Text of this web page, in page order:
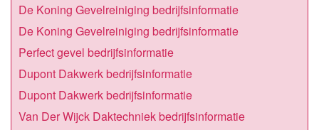
De Koning Gevelreiniging bedrijfsinformatie
De Koning Gevelreiniging bedrijfsinformatie
Perfect gevel bedrijfsinformatie
Dupont Dakwerk bedrijfsinformatie
Dupont Dakwerk bedrijfsinformatie
Van Der Wijck Daktechniek bedrijfsinformatie